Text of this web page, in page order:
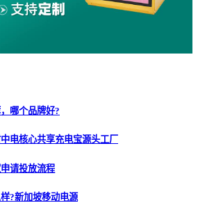
哪个品牌好?
电核心共享充电宝源头工厂
请投放流程
?新加坡移动电源